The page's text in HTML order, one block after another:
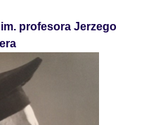
profesora Jerzego